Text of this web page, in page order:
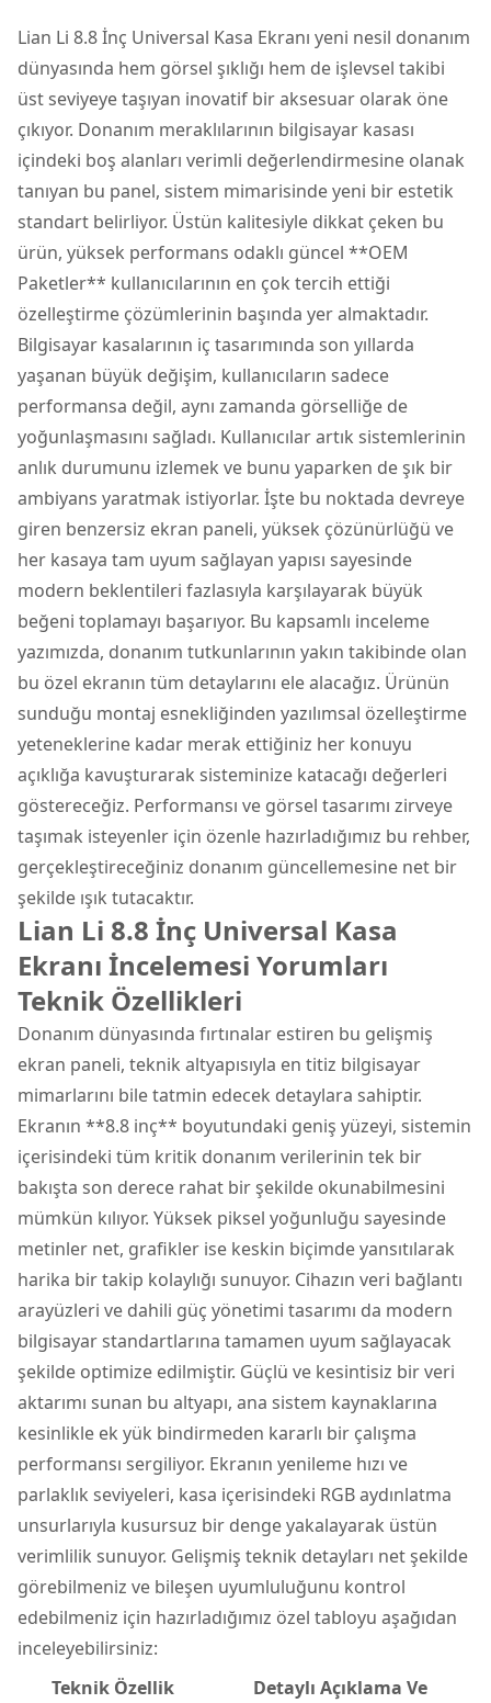
Lian Li 8.8 İnç Universal Kasa Ekranı yeni nesil donanım
dünyasında hem görsel şıklığı hem de işlevsel takibi
üst seviyeye taşıyan inovatif bir aksesuar olarak öne
çıkıyor. Donanım meraklılarının bilgisayar kasası
içindeki boş alanları verimli değerlendirmesine olanak
tanıyan bu panel, sistem mimarisinde yeni bir estetik
standart belirliyor. Üstün kalitesiyle dikkat çeken bu
ürün, yüksek performans odaklı güncel **OEM
Paketler** kullanıcılarının en çok tercih ettiği
özelleştirme çözümlerinin başında yer almaktadır.
Bilgisayar kasalarının iç tasarımında son yıllarda
yaşanan büyük değişim, kullanıcıların sadece
performansa değil, aynı zamanda görselliğe de
yoğunlaşmasını sağladı. Kullanıcılar artık sistemlerinin
anlık durumunu izlemek ve bunu yaparken de şık bir
ambiyans yaratmak istiyorlar. İşte bu noktada devreye
giren benzersiz ekran paneli, yüksek çözünürlüğü ve
her kasaya tam uyum sağlayan yapısı sayesinde
modern beklentileri fazlasıyla karşılayarak büyük
beğeni toplamayı başarıyor. Bu kapsamlı inceleme
yazımızda, donanım tutkunlarının yakın takibinde olan
bu özel ekranın tüm detaylarını ele alacağız. Ürünün
sunduğu montaj esnekliğinden yazılımsal özelleştirme
yeteneklerine kadar merak ettiğiniz her konuyu
açıklığa kavuşturarak sisteminize katacağı değerleri
göstereceğiz. Performansı ve görsel tasarımı zirveye
taşımak isteyenler için özenle hazırladığımız bu rehber,
gerçekleştireceğiniz donanım güncellemesine net bir
şekilde ışık tutacaktır.
Lian Li 8.8 İnç Universal Kasa
Ekranı İncelemesi Yorumları
Teknik Özellikleri
Donanım dünyasında fırtınalar estiren bu gelişmiş
ekran paneli, teknik altyapısıyla en titiz bilgisayar
mimarlarını bile tatmin edecek detaylara sahiptir.
Ekranın **8.8 inç** boyutundaki geniş yüzeyi, sistemin
içerisindeki tüm kritik donanım verilerinin tek bir
bakışta son derece rahat bir şekilde okunabilmesini
mümkün kılıyor. Yüksek piksel yoğunluğu sayesinde
metinler net, grafikler ise keskin biçimde yansıtılarak
harika bir takip kolaylığı sunuyor. Cihazın veri bağlantı
arayüzleri ve dahili güç yönetimi tasarımı da modern
bilgisayar standartlarına tamamen uyum sağlayacak
şekilde optimize edilmiştir. Güçlü ve kesintisiz bir veri
aktarımı sunan bu altyapı, ana sistem kaynaklarına
kesinlikle ek yük bindirmeden kararlı bir çalışma
performansı sergiliyor. Ekranın yenileme hızı ve
parlaklık seviyeleri, kasa içerisindeki RGB aydınlatma
unsurlarıyla kusursuz bir denge yakalayarak üstün
verimlilik sunuyor. Gelişmiş teknik detayları net şekilde
görebilmeniz ve bileşen uyumluluğunu kontrol
edebilmeniz için hazırladığımız özel tabloyu aşağıdan
inceleyebilirsiniz:
Teknik Özellik
Detaylı Açıklama Ve